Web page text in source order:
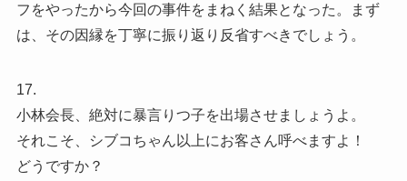
フをやったから今回の事件をまねく結果となった。まず
は、その因縁を丁寧に振り返り反省すべきでしょう。
17.
小林会長、絶対に暴言りつ子を出場させましょうよ。
それこそ、シブコちゃん以上にお客さん呼べますよ！
どうですか？